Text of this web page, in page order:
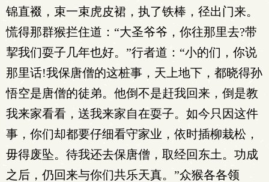
锦直裰，束一束虎皮裙，执了铁棒，径出门来。
慌得那群猴拦住道：“大圣爷爷，你往那里去?带
挈我们耍子几年也好。”行者道：“小的们，你说
那里话!我保唐僧的这桩事，天上地下，都晓得孙
悟空是唐僧的徒弟。他倒不是赶我回来，倒是教
我来家看看，送我来家自在耍子。如今只因这件
事，你们却都要仔细看守家业，依时插柳栽松，
毋得废坠。待我还去保唐僧，取经回东土。功成
之后，仍回来与你们共乐天真。”众猴各各领